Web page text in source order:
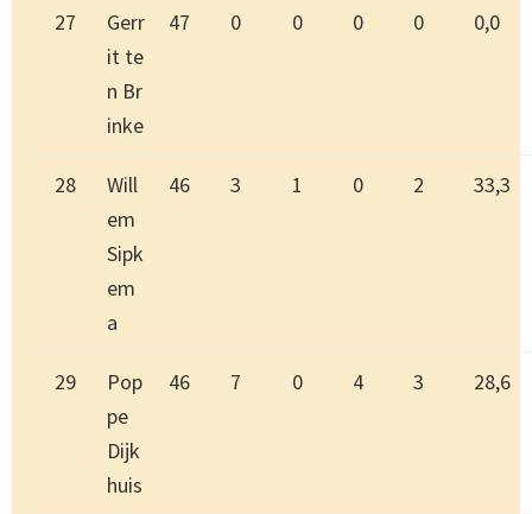
27
Gerr
it te
n Br
inke
47 0 0 0 0 0,0
28
Will
em
Sipk
em
a
46 3 1 0 2 33,3
29
Pop
pe
Dijk
huis
46 7 0 4 3 28,6